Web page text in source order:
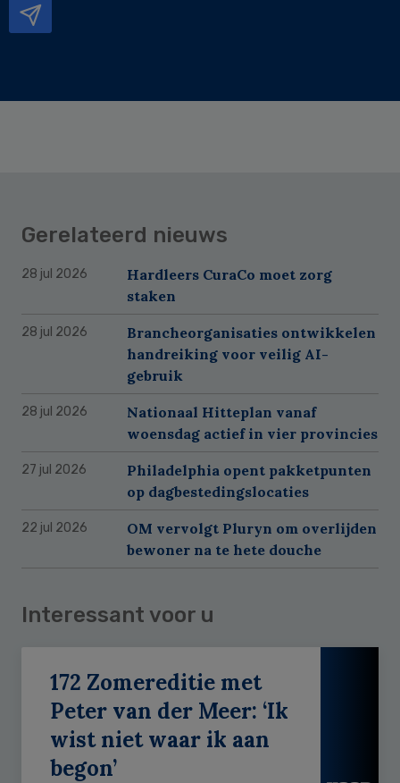
Gerelateerd nieuws
28 jul 2026
Hardleers CuraCo moet zorg
staken
28 jul 2026
Brancheorganisaties ontwikkelen
handreiking voor veilig AI-
gebruik
28 jul 2026
Nationaal Hitteplan vanaf
woensdag actief in vier provincies
27 jul 2026
Philadelphia opent pakketpunten
op dagbestedingslocaties
22 jul 2026
OM vervolgt Pluryn om overlijden
bewoner na te hete douche
Interessant voor u
172 Zomereditie met
Peter van der Meer: ‘Ik
wist niet waar ik aan
begon’